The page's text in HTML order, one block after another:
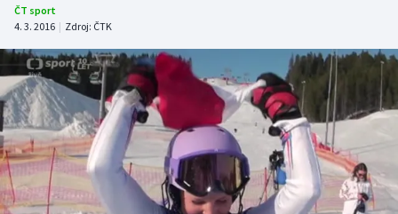
Fotbal
Hokej
Tenis
DALŠÍ SPORTY
Americký fotbal
NEPŘEHLÉDNĚTE
ČT sport
4. 3. 2016 | Zdroj: ČTK